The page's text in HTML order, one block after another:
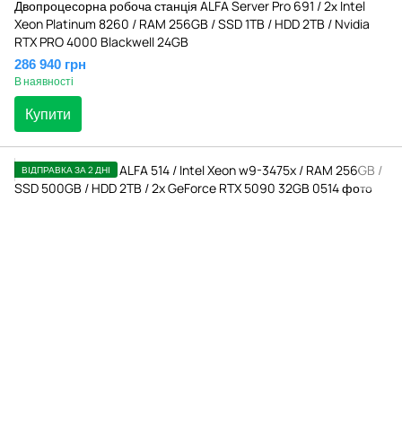
Двопроцесорна робоча станція ALFA Server Pro 691 / 2х Intel
Xeon Platinum 8260 / RAM 256GB / SSD 1TB / HDD 2TB / Nvidia
RTX PRO 4000 Blackwell 24GB
286 940 грн
В наявності
Купити
ВІДПРАВКА ЗА 2 ДНІ